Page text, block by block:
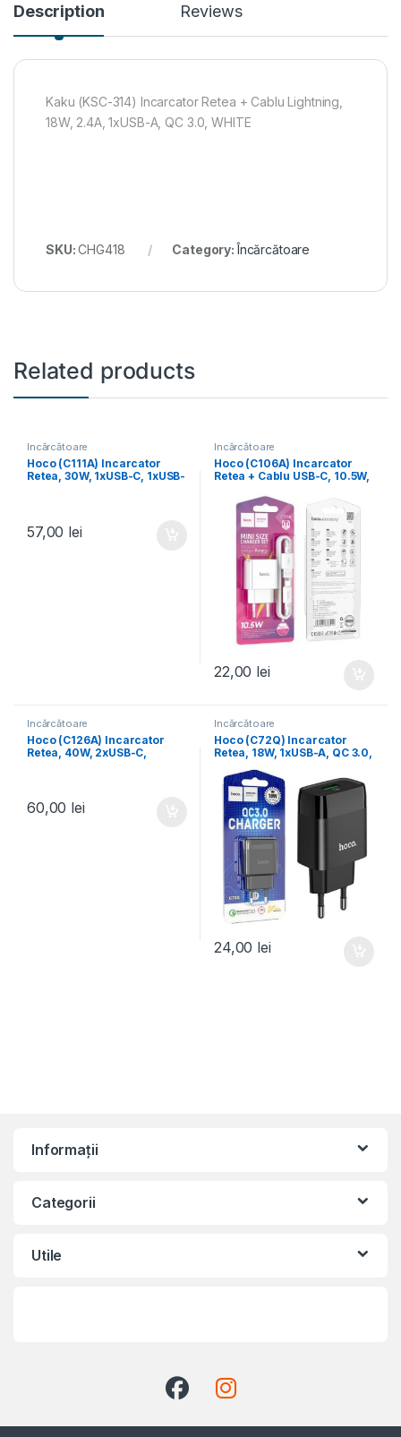
Description Reviews
Kaku (KSC-314) Incarcator Retea + Cablu Lightning,
18W, 2.4A, 1xUSB-A, QC 3.0, WHITE
SKU:CHG418 Category: Încărcătoare
Related products
Încărcătoare
Hoco (C111A) Incarcator
Retea, 30W, 1xUSB-C, 1xUSB-
57,00 lei
Încărcătoare
Hoco (C106A) Incarcator
Retea + Cablu USB-C, 10.5W,
WHITE
22,00 lei
Încărcătoare
Hoco (C126A) Incarcator
Retea, 40W, 2xUSB-C,
60,00 lei
Încărcătoare
Hoco (C72Q) Incarcator
Retea, 18W, 1xUSB-A, QC 3.0,
24,00 lei
Informații
Categorii
Utile